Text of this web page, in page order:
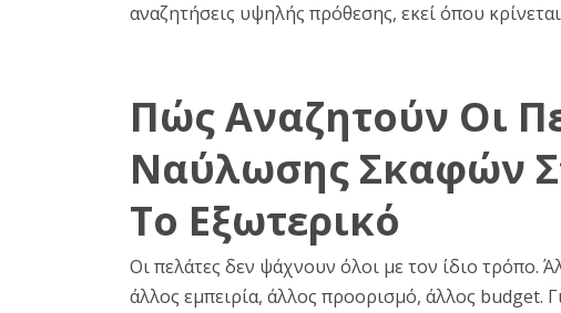
αναζητήσεις υψηλής πρόθεσης, εκεί όπου
Πώς Αναζητούν Οι
Ναύλωσης Σκαφών
Το Εξωτερικό
Οι πελάτες δεν ψάχνουν όλοι με τον ίδιο τρόπο.
άλλος εμπειρία, άλλος προορισμό, άλλος budget.